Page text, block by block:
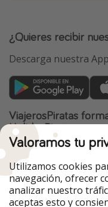
¿Quieres recibir
Descarga nuestra
ViajerosPiratas
HolidayPirates
Nuestros mercados
PiratinViaggio
VakantiePiraten
VoyagesPirates
Urlaubspiraten
Valoramos tu
Utilizamos cookies
navegación, ofrecer
analizar nuestro
aceptas esto y